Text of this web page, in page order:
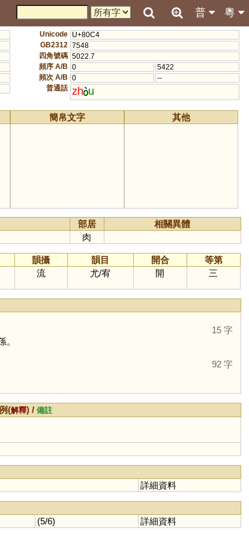
粵
普
Unicode U+80C4
GB2312 7548
四角號碼 5022.7
頻序 A/B 0
5422
頻次 A/B 0
--
普通話 zh u
簡帛文字 其他
部居
相關異體
肉
韻攝 韻目 開合
等第
流 尤/宥 開 三
15 字
。
92 字
(解釋) /備註
詳細資料
(5/6) 詳細資料